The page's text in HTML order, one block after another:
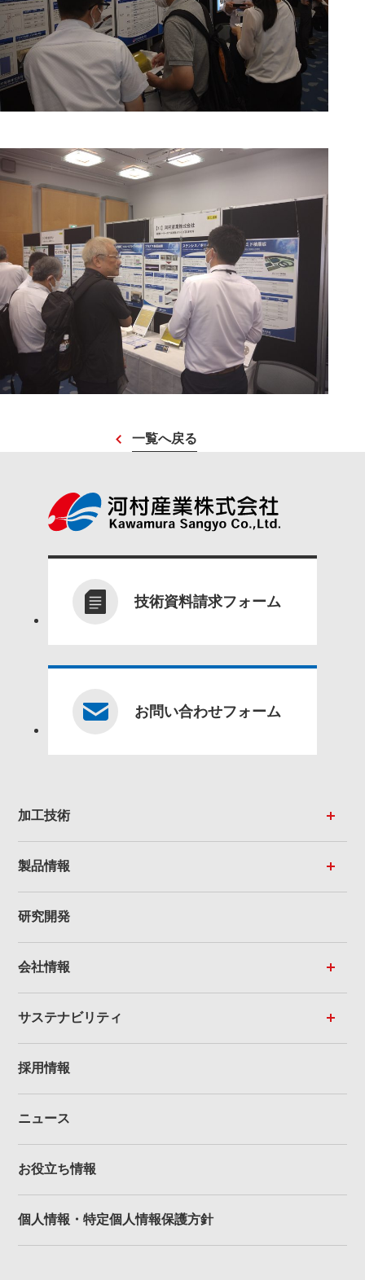
一覧へ戻る
技術資料請求フォーム
お問い合わせフォーム
加工技術
製品情報
研究開発
会社情報
サステナビリティ
採用情報
ニュース
お役立ち情報
個人情報・特定個人情報保護方針